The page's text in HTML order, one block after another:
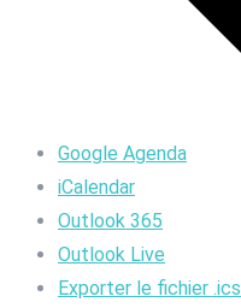
Google Agenda
iCalendar
Outlook 365
Outlook Live
Exporter le fichier .ics